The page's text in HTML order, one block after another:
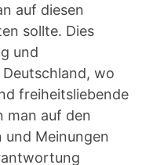
auf diesen
sollte. Dies
und
wo
freiheitsliebende
man auf den
und Meinungen